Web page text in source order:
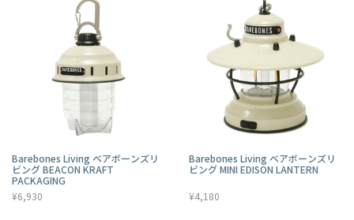
Barebones Living ベアボーンズリ
ビング BEACON KRAFT
PACKAGING
¥6,930
Barebones Living ベアボーンズリ
ビング MINI EDISON LANTERN
¥4,180